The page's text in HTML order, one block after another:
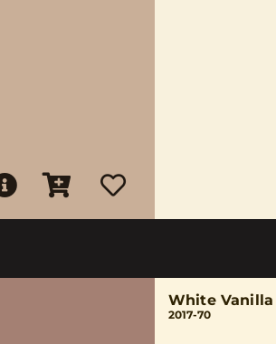
White Vanilla
2017-70